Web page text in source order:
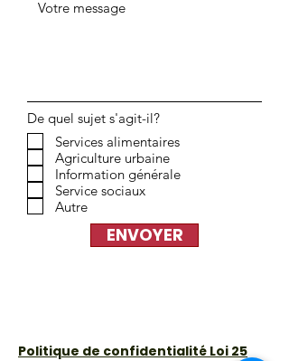
De quel sujet s'agit-il?
Services alimentaires
Agriculture urbaine
Information générale
Service sociaux
Autre
ENVOYER
Politique de confidentialité Loi 25